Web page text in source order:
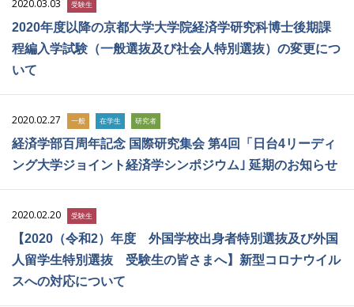
2020.03.03 受験生
2020年度以降の京都大学大学院経済学研究科博士後期課
程編入学試験（一般選抜及び社会人特別選抜）の変更につ
いて
2020.02.27 一般 在学生 研究者
経済学部百周年記念 国際研究集会 第4回「日台4リーディ
ング大学ジョイント経済学シンポジウム｣ 延期のお知らせ
2020.02.20 受験生
【2020（令和2）年度 外国学校出身者特別選抜及び外国
人留学生特別選抜 受験生の皆さまへ】新型コロナウイル
スへの対応について